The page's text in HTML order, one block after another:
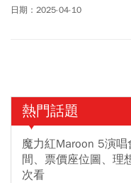
露西亞（Saint Lucia）待
日期：2025-04-10
熱門話題
魔力紅Maroon 5演
間、票價座位圖、理
次看